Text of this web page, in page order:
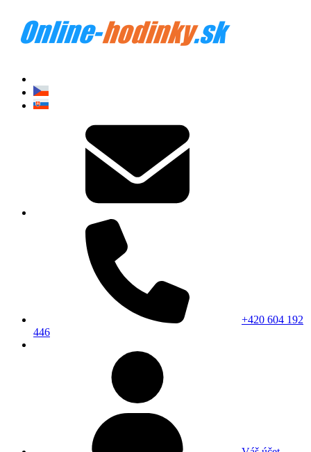
+420 604 192
446